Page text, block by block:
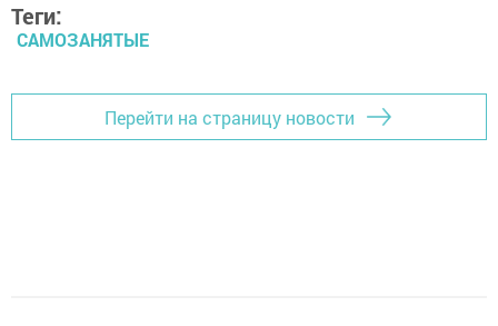
Теги:
САМОЗАНЯТЫЕ
Перейти на страницу новости